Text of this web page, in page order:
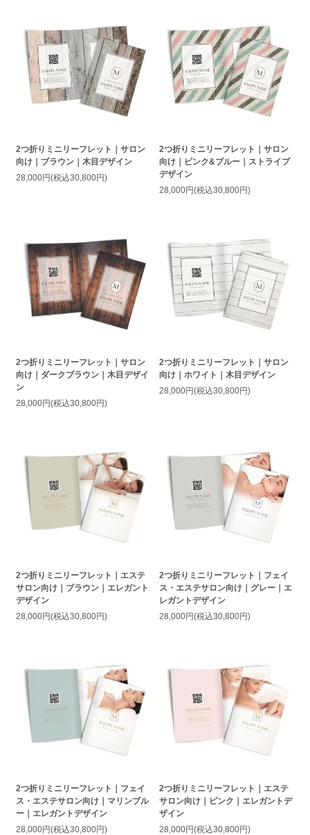
2つ折りミニリーフレット｜サロン
向け｜ブラウン｜木目デザイン
28,000円(税込30,800円)
2つ折りミニリーフレット｜サロン
向け｜ピンク&ブルー｜ストライプ
デザイン
28,000円(税込30,800円)
2つ折りミニリーフレット｜サロン
向け｜ダークブラウン｜木目デザイ
ン
28,000円(税込30,800円)
2つ折りミニリーフレット｜サロン
向け｜ホワイト｜木目デザイン
28,000円(税込30,800円)
2つ折りミニリーフレット｜エステ
サロン向け｜ブラウン｜エレガント
デザイン
28,000円(税込30,800円)
2つ折りミニリーフレット｜フェイ
ス・エステサロン向け｜グレー｜エ
レガントデザイン
28,000円(税込30,800円)
2つ折りミニリーフレット｜フェイ
ス・エステサロン向け｜マリンブル
ー｜エレガントデザイン
28,000円(税込30,800円)
2つ折りミニリーフレット｜エステ
サロン向け｜ピンク｜エレガントデ
ザイン
28,000円(税込30,800円)